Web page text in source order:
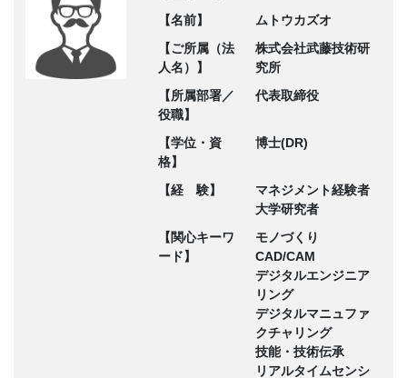
【名前】
ムトウカズオ
【ご所属（法
人名）】
株式会社武藤技術研
究所
【所属部署／
役職】
代表取締役
【学位・資
格】
博士(DR)
【経 験】
マネジメント経験者
大学研究者
【関心キーワ
ード】
モノづくり
CAD/CAM
デジタルエンジニア
リング
デジタルマニュファ
クチャリング
技能・技術伝承
リアルタイムセンシ